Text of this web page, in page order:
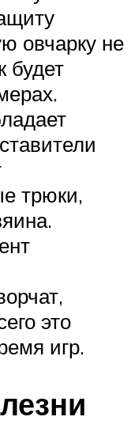
овчарку не
будет
трюки,
это
игр.